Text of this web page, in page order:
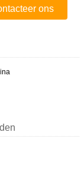
ons